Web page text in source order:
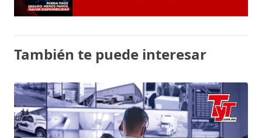
También te puede interesar